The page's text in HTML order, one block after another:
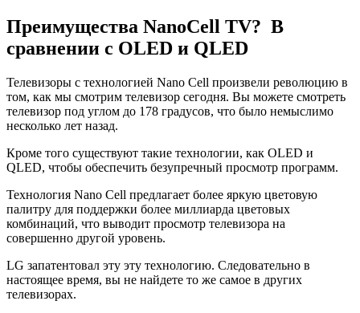
Преимущества NanoCell TV? В
сравнении с OLED и QLED
Телевизоры с технологией Nano Cell произвели революцию в
том, как мы смотрим телевизор сегодня. Вы можете смотреть
телевизор под углом до 178 градусов, что было немыслимо
несколько лет назад.
Кроме того существуют такие технологии, как OLED и
QLED, чтобы обеспечить безупречный просмотр программ.
Технология Nano Cell предлагает более яркую цветовую
палитру для поддержки более миллиарда цветовых
комбинаций, что выводит просмотр телевизора на
совершенно другой уровень.
LG запатентовал эту эту технологию. Следовательно в
настоящее время, вы не найдете то же самое в других
телевизорах.